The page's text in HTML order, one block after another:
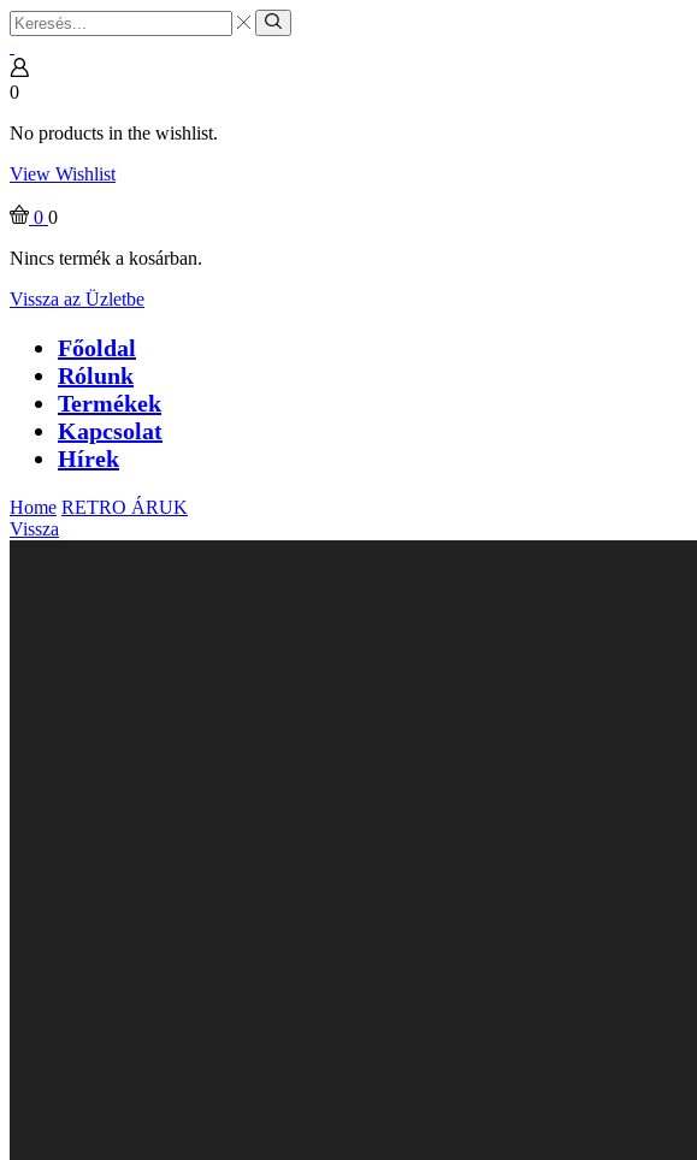
Search
input
Search
0
No products in the wishlist.
View Wishlist
0 0
Nincs termék a kosárban.
Vissza az Üzletbe
Főoldal
Rólunk
Termékek
Kapcsolat
Hírek
Home RETRO ÁRUK
Vissza